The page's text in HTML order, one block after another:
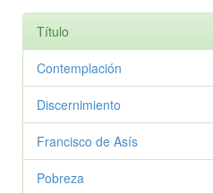
Título
Contemplación
Discernimiento
Francisco de Asís
Pobreza